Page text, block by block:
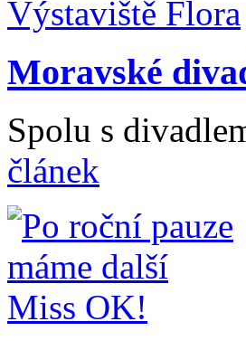
Moravské
Spolu s
článek